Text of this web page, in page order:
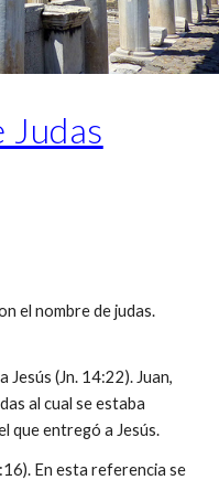
Judas
el nombre de judas.
(Jn. 14:22). Juan,
al cual se estaba
que entregó a Jesús.
En esta referencia se